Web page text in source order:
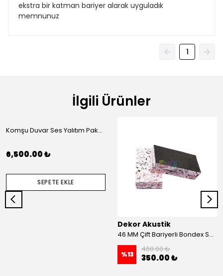
ekstra bir katman bariyer alarak uyguladık
memnunuz
1
İlgili Ürünler
Komşu Duvar Ses Yalıtım Paketi (L)
6,500.00 ₺
SEPETE EKLE
Dekor Akustik
46 MM Çift Bariyerli Bondex Ses Yalıtım Süngeri 100x50 MM
%13
400.00 ₺
350.00 ₺